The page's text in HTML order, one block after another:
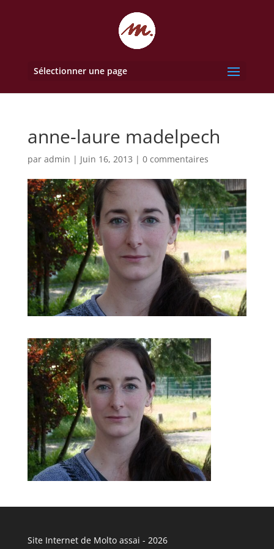
Sélectionner une page
anne-laure madelpech
par admin | Juin 16, 2013 | 0 commentaires
Site Internet de Molto assai - 2026